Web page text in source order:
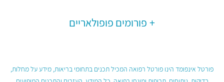
פורומים פופולאריים
פורטל אינפומד הינו פורטל רפואה המכיל תכנים בתחומי בריאות, מידע על מחלות,